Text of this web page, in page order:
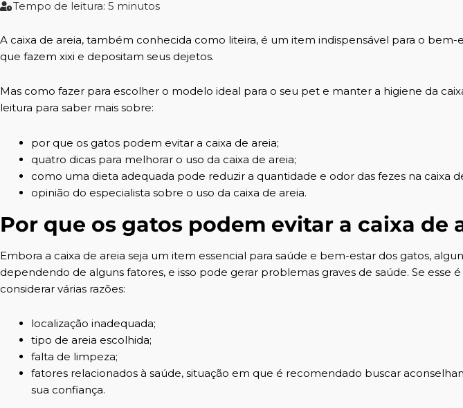
Tempo de leitura: 5 minutos
A caixa de areia, também conhecida como liteira, é um item indispensável para o bem-
que fazem xixi e depositam seus dejetos.
Mas como fazer para escolher o modelo ideal para o seu pet e manter a higiene da
leitura para saber mais sobre:
por que os gatos podem evitar a caixa de areia;
quatro dicas para melhorar o uso da caixa de areia;
como uma dieta adequada pode reduzir a quantidade e odor das fezes na caixa
opinião do especialista sobre o uso da caixa de areia.
Por que os gatos podem evitar a caixa de
Embora a caixa de areia seja um item essencial para saúde e bem-estar dos gatos,
dependendo de alguns fatores, e isso pode gerar problemas graves de saúde. Se esse
considerar várias razões:
localização inadequada;
tipo de areia escolhida;
falta de limpeza;
fatores relacionados à saúde, situação em que é recomendado buscar
sua confiança.